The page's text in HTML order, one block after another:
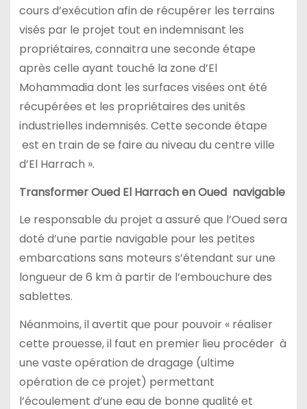
cours d’exécution afin de récupérer les terrains
visés par le projet tout en indemnisant les
propriétaires, connaitra une seconde étape
après celle ayant touché la zone d’El
Mohammadia dont les surfaces visées ont été
récupérées et les propriétaires des unités
industrielles indemnisés. Cette seconde étape
est en train de se faire au niveau du centre ville
d’El Harrach ».
Transformer Oued El Harrach en Oued navigable
Le responsable du projet a assuré que l’Oued sera
doté d’une partie navigable pour les petites
embarcations sans moteurs s’étendant sur une
longueur de 6 km à partir de l’embouchure des
sablettes.
Néanmoins, il avertit que pour pouvoir « réaliser
cette prouesse, il faut en premier lieu procéder à
une vaste opération de dragage (ultime
opération de ce projet) permettant
l’écoulement d’une eau de bonne qualité et